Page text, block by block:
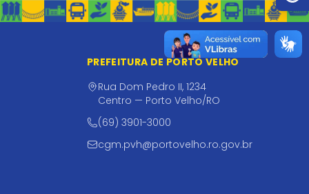
PREFEITURA DE PORTO VELHO
Rua Dom Pedro II, 1234
Centro — Porto Velho/RO
(69) 3901-3000
cgm.pvh@portovelho.ro.gov.br